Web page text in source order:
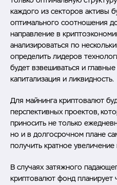
каждого из секторов активы
оптимального соотношения
направление в
анализироваться по
определить лидеров
будет взвешиваться и
капитализация и ликвидность.
Для майнинга криптовалют
перспективных проектов,
приносить не только
но и в долгосрочном плане
получить кратное увеличение
В случаях затяжного
криптовалют фонд планирует